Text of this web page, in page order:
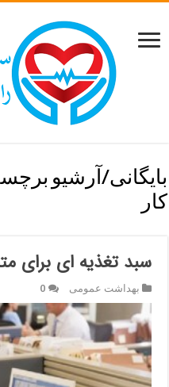
بایگانی/آرشیو
کار
سبد تغذیه ای برای
بهداشت عمومی 0